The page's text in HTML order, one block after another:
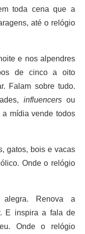
toda cena que a
até o relógio
e nos alpendres
de cinco a oito
Falam sobre tudo.
influencersou
mídia vende todos
gatos, bois e vacas
Onde o relógio
Renova a
E inspira a fala de
Onde o relógio